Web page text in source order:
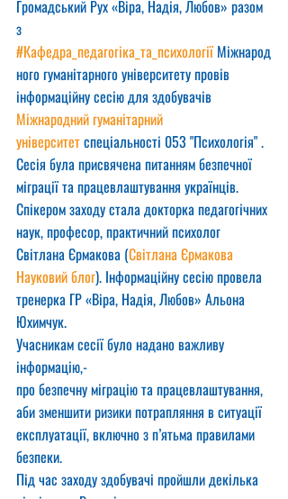
Громадський Рух «Віра, Надія, Любов» разом
з
#Кафедра_педагогіка_та_психології Міжнарод
ного гуманітарного університету провів
інформаційну сесію для здобувачів
Міжнародний гуманітарний
університет спеціальності 053 "Психологія" .
Сесія була присвячена питанням безпечної
міграції та працевлаштування українців.
Спікером заходу стала докторка педагогічних
наук, професор, практичний психолог
Світлана Єрмакова (Світлана Єрмакова
Науковий блог). Інформаційну сесію провела
тренерка ГР «Віра, Надія, Любов» Альона
Юхимчук.
Учасникам сесії було надано важливу
інформацію,-
про безпечну міграцію та працевлаштування,
аби зменшити ризики потрапляння в ситуації
експлуатації, включно з п’ятьма правилами
безпеки.
Під час заходу здобувачі пройшли декілька